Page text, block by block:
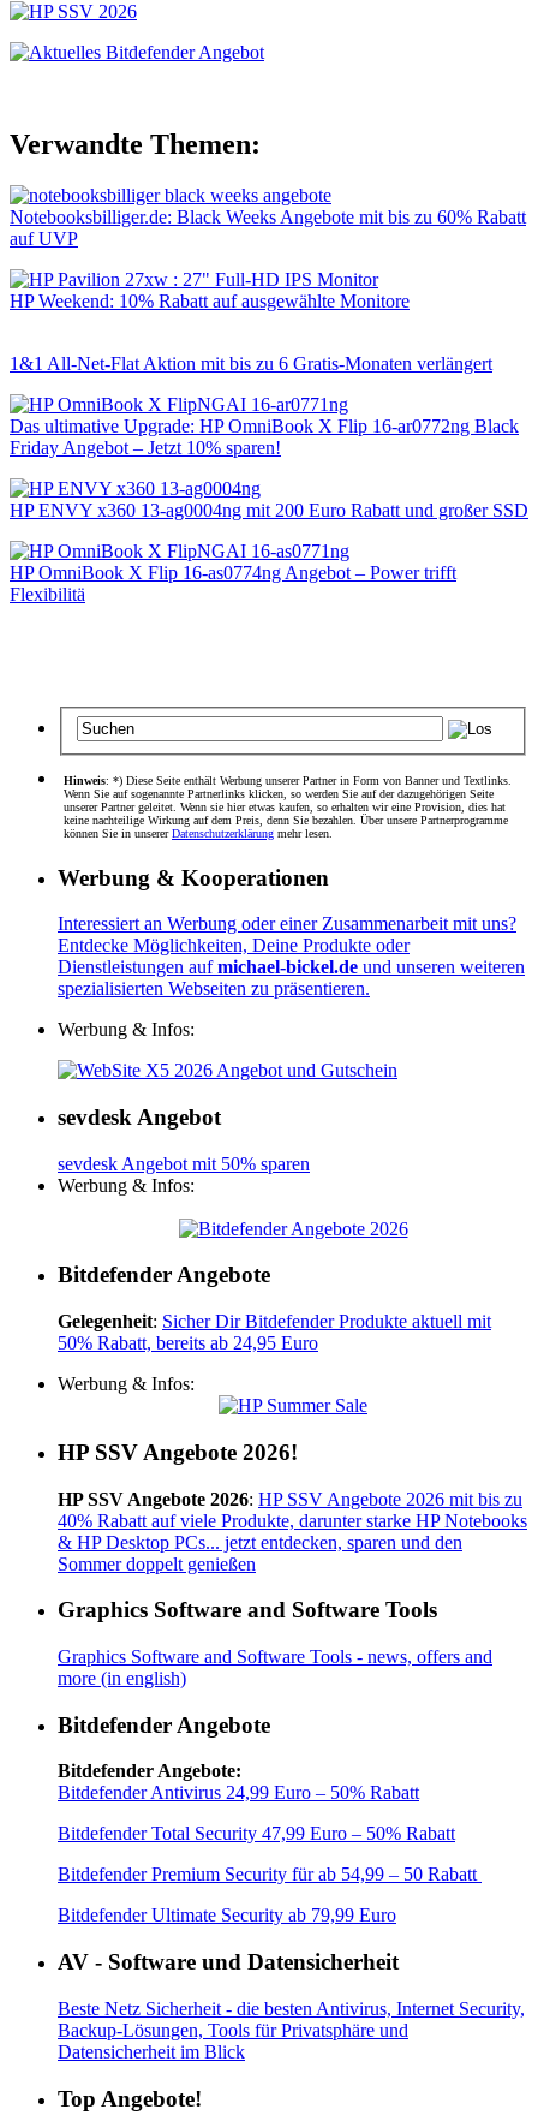
Verwandte Themen:
Notebooksbilliger.de: Black Weeks Angebote mit bis zu 60% Rabatt
auf UVP
HP Weekend: 10% Rabatt auf ausgewählte Monitore
1&1 All-Net-Flat Aktion mit bis zu 6 Gratis-Monaten verlängert
Das ultimative Upgrade: HP OmniBook X Flip 16-ar0772ng Black
Friday Angebot – Jetzt 10% sparen!
HP ENVY x360 13-ag0004ng mit 200 Euro Rabatt und großer SSD
HP OmniBook X Flip 16-as0774ng Angebot – Power trifft
Flexibilitä
Hinweis: *) Diese Seite enthält Werbung unserer Partner in Form von Banner und Textlinks.
Wenn Sie auf sogenannte Partnerlinks klicken, so werden Sie auf der dazugehörigen Seite
unserer Partner geleitet. Wenn sie hier etwas kaufen, so erhalten wir eine Provision, dies hat
keine nachteilige Wirkung auf dem Preis, denn Sie bezahlen. Über unsere Partnerprogramme
können Sie in unsererDatenschutzerklärung mehr lesen.
Werbung & Kooperationen
Interessiert an Werbung oder einer Zusammenarbeit mit uns?
Entdecke Möglichkeiten, Deine Produkte oder
Dienstleistungen aufmichael-bickel.de und unseren weiteren
spezialisierten Webseiten zu präsentieren.
Werbung & Infos:
sevdesk Angebot
sevdesk Angebot mit 50% sparen
Werbung & Infos:
Bitdefender Angebote
Gelegenheit: Sicher Dir Bitdefender Produkte aktuell mit
50% Rabatt, bereits ab 24,95 Euro
Werbung & Infos:
HP SSV Angebote 2026!
HP SSV Angebote 2026: HP SSV Angebote 2026 mit bis zu
40% Rabatt auf viele Produkte, darunter starke HP Notebooks
& HP Desktop PCs... jetzt entdecken, sparen und den
Sommer doppelt genießen
Graphics Software and Software Tools
Graphics Software and Software Tools - news, offers and
more (in english)
Bitdefender Angebote
Bitdefender Angebote:
Bitdefender Antivirus 24,99 Euro – 50% Rabatt
Bitdefender Total Security 47,99 Euro – 50% Rabatt
Bitdefender Premium Security für ab 54,99 – 50 Rabatt
Bitdefender Ultimate Security ab 79,99 Euro
AV - Software und Datensicherheit
Beste Netz Sicherheit - die besten Antivirus, Internet Security,
Backup-Lösungen, Tools für Privatsphäre und
Datensicherheit im Blick
Top Angebote!